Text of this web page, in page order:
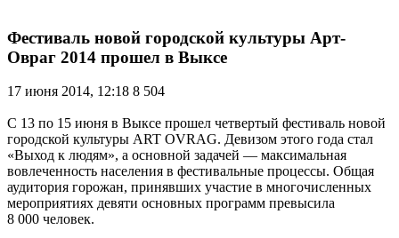
Фестиваль новой городской культуры Арт-
Овраг 2014 прошел в Выксе
17 июня 2014, 12:18 8 504
С 13 по 15 июня в Выксе прошел четвертый фестиваль новой
городской культуры ART OVRAG. Девизом этого года стал
«Выход к людям», а основной задачей — максимальная
вовлеченность населения в фестивальные процессы. Общая
аудитория горожан, принявших участие в многочисленных
мероприятиях девяти основных программ превысила
8 000 человек.